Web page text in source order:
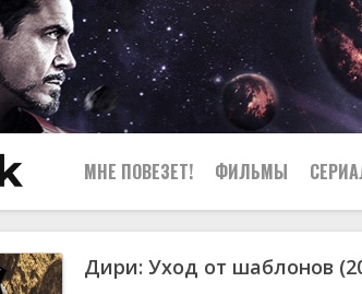
МНЕ ПОВЕЗЕТ! ФИЛЬМЫ
Дири: Уход от шаблонов